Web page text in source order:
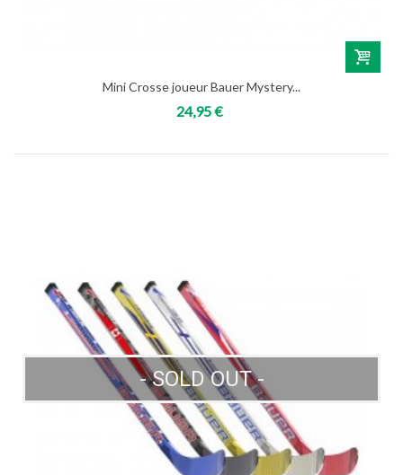
Mini Crosse joueur Bauer Mystery...
24,95 €
- SOLD OUT -